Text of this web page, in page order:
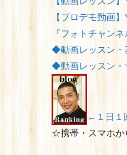
【プロデモ動画
『フォトチャンネ
◆動画レッスン・
◆動画レッスン
←１日１
☆携帯・スマホか